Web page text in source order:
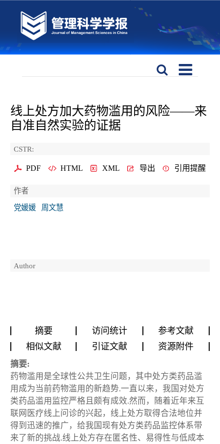
线上处方加大药物滥用的风险——来
自准自然实验的证据
CSTR:
PDF HTML XML 导出 引用提醒
作者
党媛媛
周文慧
Author
摘要 访问统计
参考文献
相似文献
引证文献 资源附件
摘要:
药物滥用是全球性公共卫生问题，其中处方类药品滥
用成为当前药物滥用的新趋势.一直以来，我国对处方
类药品滥用监控严格且颇有成效.然而，随着近年来互
联网医疗线上问诊的兴起，线上处方取得合法地位并
得到迅速的推广，给我国现有处方类药品监控体系带
来了新的挑战.线上处方存在匿名性、易得性与低成本